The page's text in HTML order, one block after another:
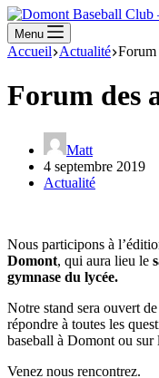
Menu
Accueil Actualité Forum
Forum des
Matt
4 septembre 2019
Actualité
Nous participons à
Domont, qui aura lieu le
gymnase du lycée.
Notre stand sera ouvert de
répondre à toutes les
baseball à Domont ou sur
Venez nous rencontrez.